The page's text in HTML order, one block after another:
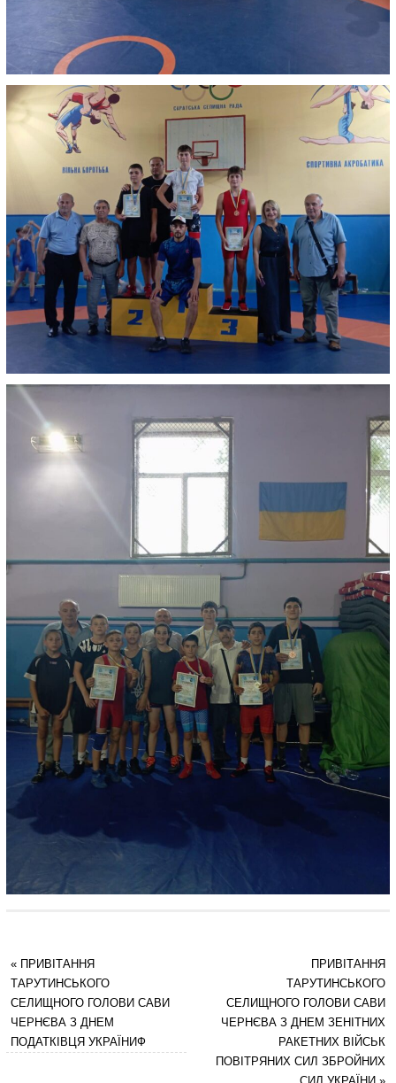
«ПРИВІТАННЯ
ТАРУТИНСЬКОГО
СЕЛИЩНОГО ГОЛОВИ САВИ
ЧЕРНЄВА З ДНЕМ
ПОДАТКІВЦЯ УКРАЇНИФ
ПРИВІТАННЯ
ТАРУТИНСЬКОГО
СЕЛИЩНОГО ГОЛОВИ САВИ
ЧЕРНЄВА З ДНЕМ ЗЕНІТНИХ
РАКЕТНИХ ВІЙСЬК
ПОВІТРЯНИХ СИЛ ЗБРОЙНИХ